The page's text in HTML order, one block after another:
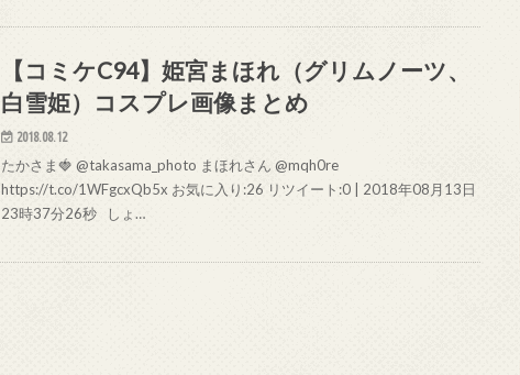
【コミケC94】姫宮まほれ（グリムノーツ、
白雪姫）コスプレ画像まとめ
2018.08.12
たかさま🍓 @takasama_photo まほれさん @mqh0re
https://t.co/1WFgcxQb5x お気に入り:26 リツイート:0 | 2018年08月13日
23時37分26秒 しょ…